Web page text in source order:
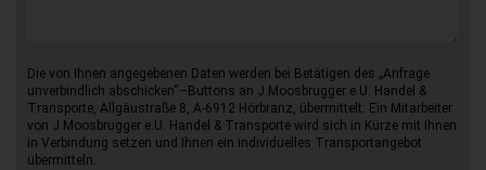
Die von Ihnen angegebenen Daten werden bei Betätigen des „Anfrage
unverbindlich abschicken“–Buttons an J.Moosbrugger e.U. Handel &
Transporte, Allgäustraße 8, A-6912 Hörbranz, übermittelt. Ein Mitarbeiter
von J.Moosbrugger e.U. Handel & Transporte wird sich in Kürze mit Ihnen
in Verbindung setzen und Ihnen ein individuelles Transportangebot
übermitteln.